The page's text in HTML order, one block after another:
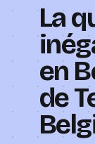
La
en
de